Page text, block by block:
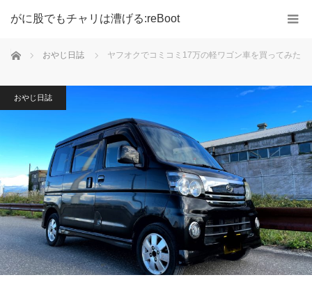
がに股でもチャリは漕げる:reBoot
ホーム おやじ日誌 ヤフオクでコミコミ17万の軽ワゴン車を買ってみた
おやじ日誌